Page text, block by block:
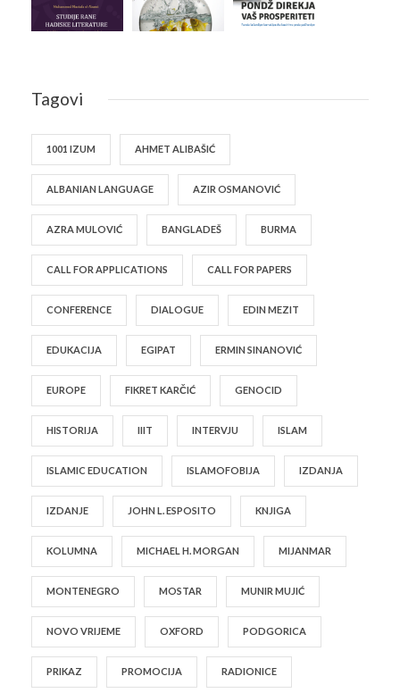
Tagovi
1001 IZUM AHMET ALIBAŠIĆ
ALBANIAN LANGUAGE AZIR OSMANOVIĆ
AZRA MULOVIĆ BANGLADEŠ BURMA
CALL FOR APPLICATIONS CALL FOR PAPERS
CONFERENCE DIALOGUE EDIN MEZIT
EDUKACIJA EGIPAT ERMIN SINANOVIĆ
EUROPE FIKRET KARČIĆ GENOCID
HISTORIJA IIIT INTERVJU ISLAM
ISLAMIC EDUCATION ISLAMOFOBIJA IZDANJA
IZDANJE JOHN L. ESPOSITO KNJIGA
KOLUMNA MICHAEL H. MORGAN MIJANMAR
MONTENEGRO MOSTAR MUNIR MUJIĆ
NOVO VRIJEME OXFORD PODGORICA
PRIKAZ PROMOCIJA RADIONICE